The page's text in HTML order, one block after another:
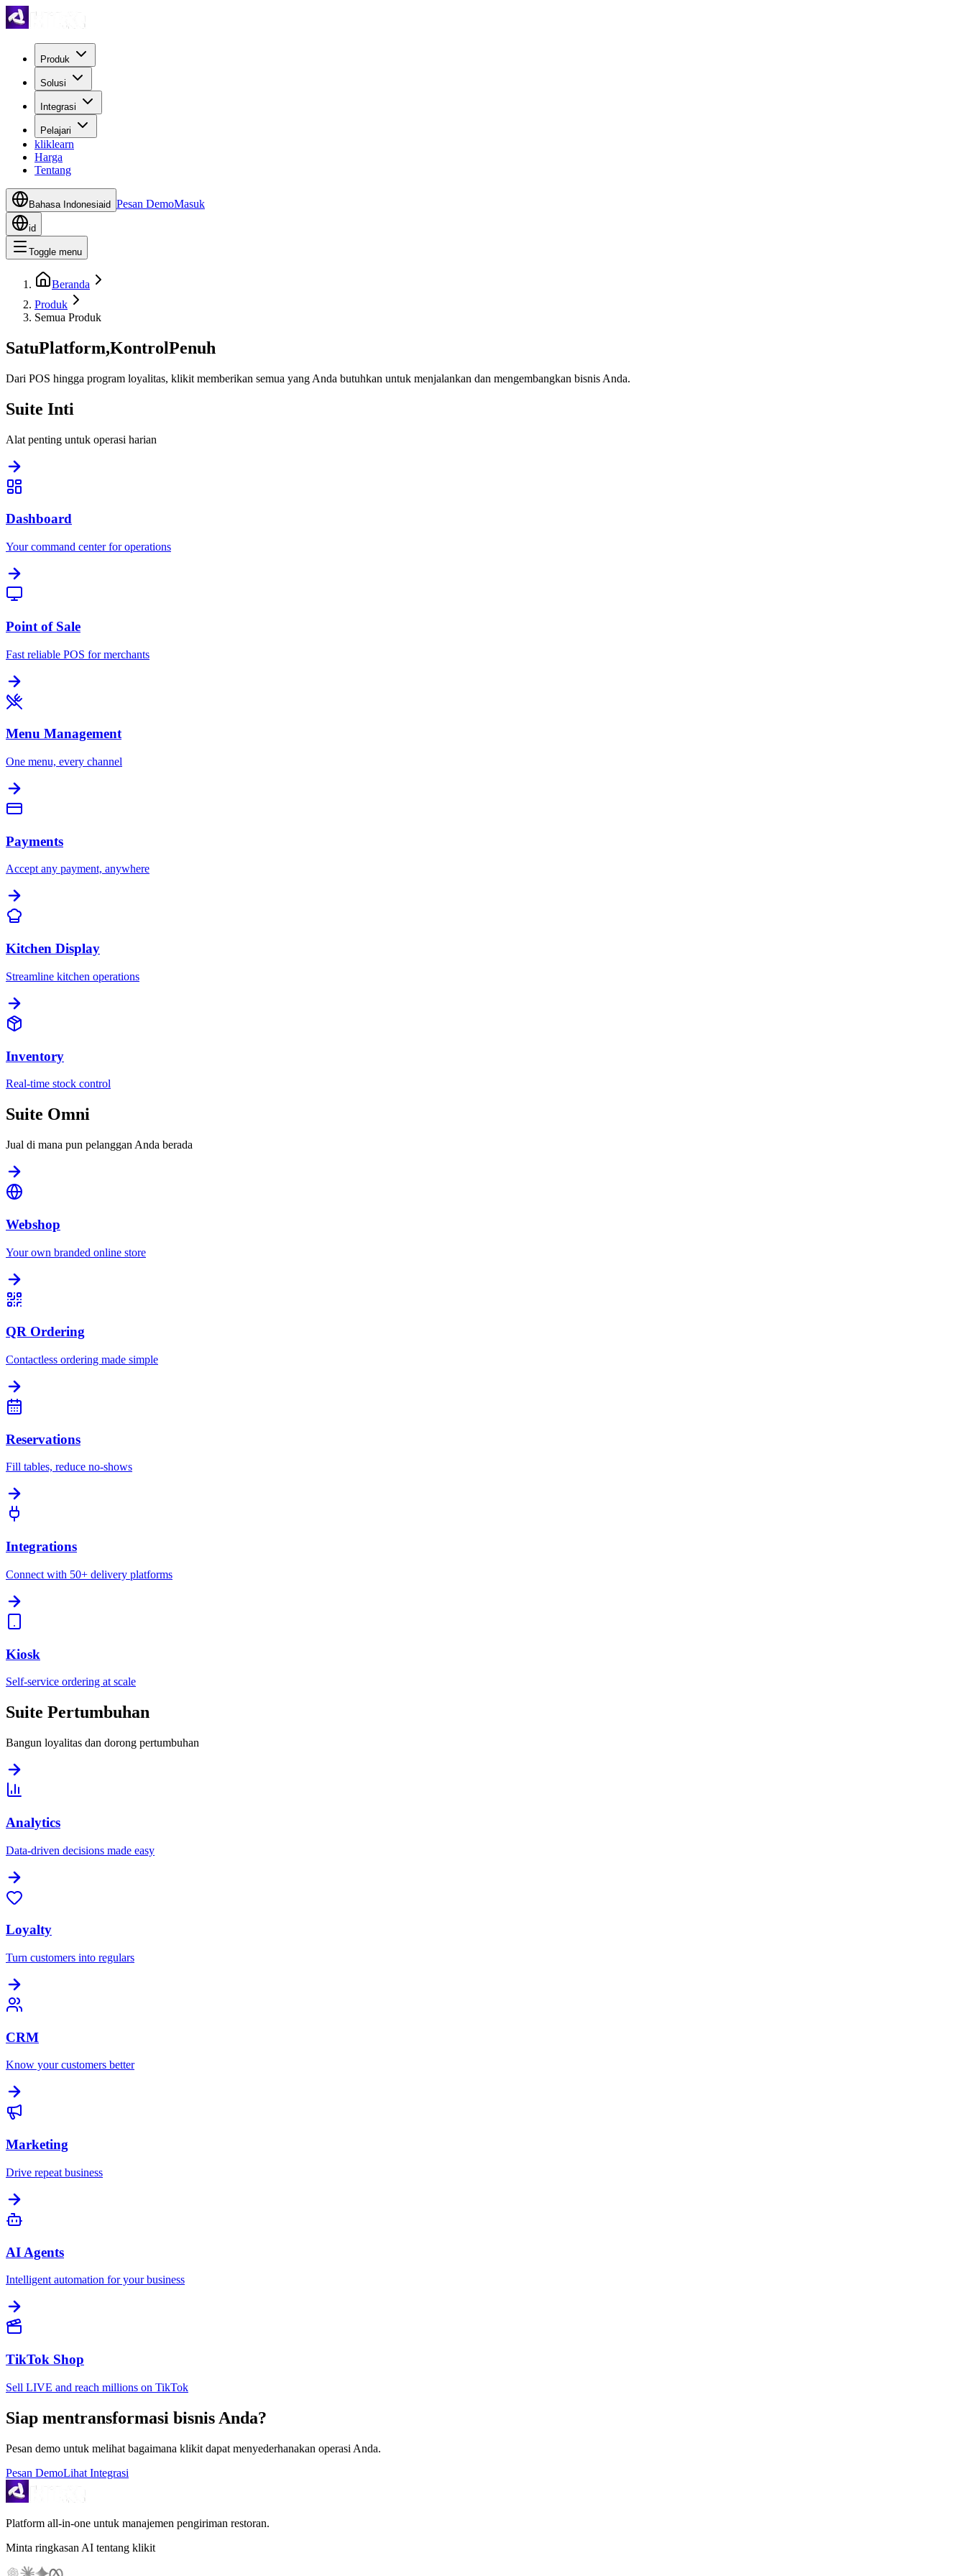
Produk
Solusi
Integrasi
Pelajari
kliklearn
Harga
Tentang
Bahasa Indonesiaid Pesan DemoMasuk
id
Toggle menu
Beranda
Produk
Semua Produk
SatuPlatform,KontrolPenuh
Dari POS hingga program loyalitas, klikit memberikan semua yang Anda butuhkan untuk menjalankan dan mengembangkan bisnis Anda.
Suite Inti
Alat penting untuk operasi harian
Dashboard
Your command center for operations
Point of Sale
Fast reliable POS for merchants
Menu Management
One menu, every channel
Payments
Accept any payment, anywhere
Kitchen Display
Streamline kitchen operations
Inventory
Real-time stock control
Suite Omni
Jual di mana pun pelanggan Anda berada
Webshop
Your own branded online store
QR Ordering
Contactless ordering made simple
Reservations
Fill tables, reduce no-shows
Integrations
Connect with 50+ delivery platforms
Kiosk
Self-service ordering at scale
Suite Pertumbuhan
Bangun loyalitas dan dorong pertumbuhan
Analytics
Data-driven decisions made easy
Loyalty
Turn customers into regulars
CRM
Know your customers better
Marketing
Drive repeat business
AI Agents
Intelligent automation for your business
TikTok Shop
Sell LIVE and reach millions on TikTok
Siap mentransformasi bisnis Anda?
Pesan demo untuk melihat bagaimana klikit dapat menyederhanakan operasi Anda.
Pesan DemoLihat Integrasi
Platform all-in-one untuk manajemen pengiriman restoran.
Minta ringkasan AI tentang klikit